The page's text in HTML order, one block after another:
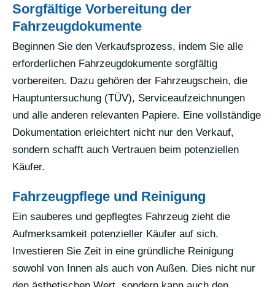
Sorgfältige Vorbereitung der
Fahrzeugdokumente
Beginnen Sie den Verkaufsprozess, indem Sie alle
erforderlichen Fahrzeugdokumente sorgfältig
vorbereiten. Dazu gehören der Fahrzeugschein, die
Hauptuntersuchung (TÜV), Serviceaufzeichnungen
und alle anderen relevanten Papiere. Eine vollständige
Dokumentation erleichtert nicht nur den Verkauf,
sondern schafft auch Vertrauen beim potenziellen
Käufer.
Fahrzeugpflege und Reinigung
Ein sauberes und gepflegtes Fahrzeug zieht die
Aufmerksamkeit potenzieller Käufer auf sich.
Investieren Sie Zeit in eine gründliche Reinigung
sowohl von Innen als auch von Außen. Dies nicht nur